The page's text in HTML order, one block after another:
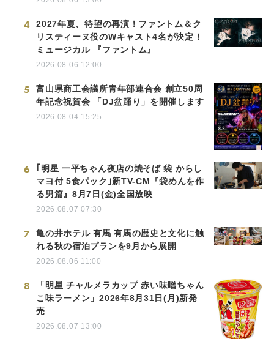
4
2027年夏、待望の再演！ファントム＆ク
リスティーヌ役のWキャスト4名が決定！
ミュージカル 『ファントム』
2026.08.06 12:00
5
富山県商工会議所青年部連合会 創立50周
年記念祝賀会 「DJ盆踊り」を開催します
2026.08.04 15:25
6
｢明星 一平ちゃん夜店の焼そば 袋 からし
マヨ付 5食パック｣新TV-CM『袋めんを作
る男篇』8月7日(金)全国放映
2026.08.07 07:30
7
亀の井ホテル 有馬 有馬の歴史と文化に触
れる秋の宿泊プランを9月から展開
2026.08.06 11:00
8
「明星 チャルメラカップ 赤い味噌ちゃん
こ味ラーメン」2026年8月31日(月)新発
売
2026.08.07 13:00